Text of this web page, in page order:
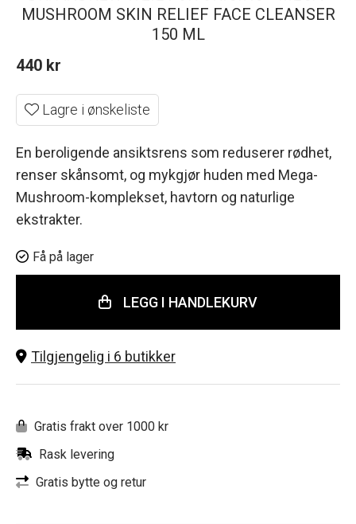
MUSHROOM SKIN RELIEF FACE CLEANSER
150 ML
440 kr
Lagre i ønskeliste
En beroligende ansiktsrens som reduserer rødhet,
renser skånsomt, og mykgjør huden med Mega-
Mushroom-komplekset, havtorn og naturlige
ekstrakter.
Få på lager
LEGG I HANDLEKURV
Tilgjengelig i 6 butikker
Gratis frakt over 1000 kr
Rask levering
Gratis bytte og retur